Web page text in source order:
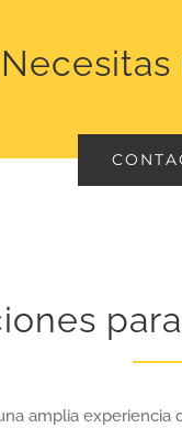
amplia experiencia